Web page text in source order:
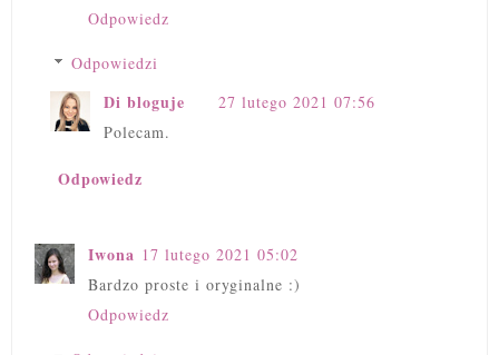
Odpowiedz
Odpowiedzi
Di bloguje
27 lutego 2021 07:56
Polecam.
Odpowiedz
Iwona 17 lutego 2021 05:02
Bardzo proste i oryginalne :)
Odpowiedz